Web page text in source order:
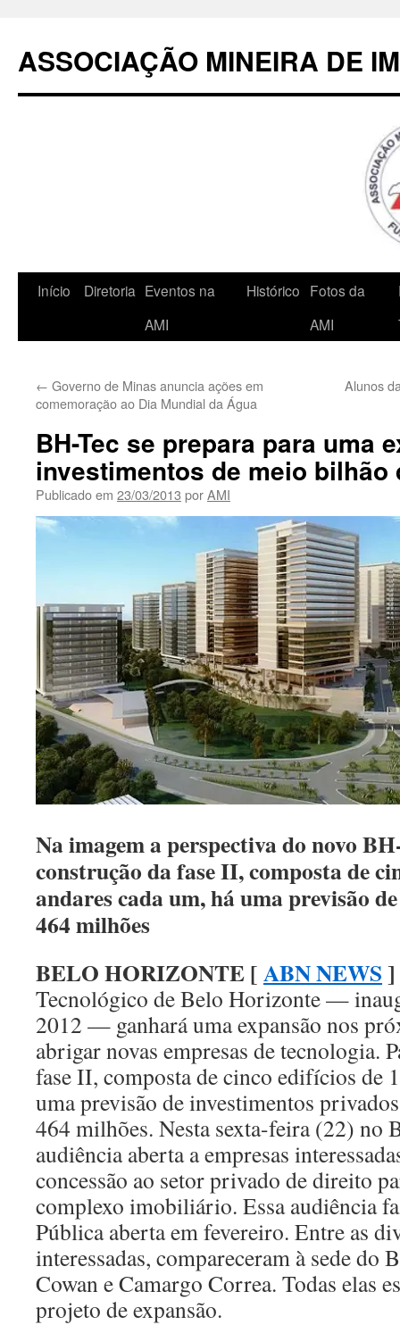
conteúdo
ASSOCIAÇÃO MINEIRA DE
Início Diretoria Eventos na
AMI
Histórico Fotos da
AMI
← Governo de Minas anuncia ações em
comemoração ao Dia Mundial da Água
Alunos
BH-Tec se prepara para uma
investimentos de meio bilhão
Publicado em 23/03/2013 porAMI
Na imagem a perspectiva do novo
construção da fase II, composta de
andares cada um, há uma previsão
464 milhões
BELO HORIZONTE [ABN NEWS]
Tecnológico de Belo Horizonte —
2012 — ganhará uma expansão nos
abrigar novas empresas de tecnologia.
fase II, composta de cinco edifícios de
uma previsão de investimentos
464 milhões. Nesta sexta-feira (22) no
audiência aberta a empresas
concessão ao setor privado de direito
complexo imobiliário. Essa audiência
Pública aberta em fevereiro. Entre as
interessadas, compareceram à sede do
Cowan e Camargo Correa. Todas elas
projeto de expansão.